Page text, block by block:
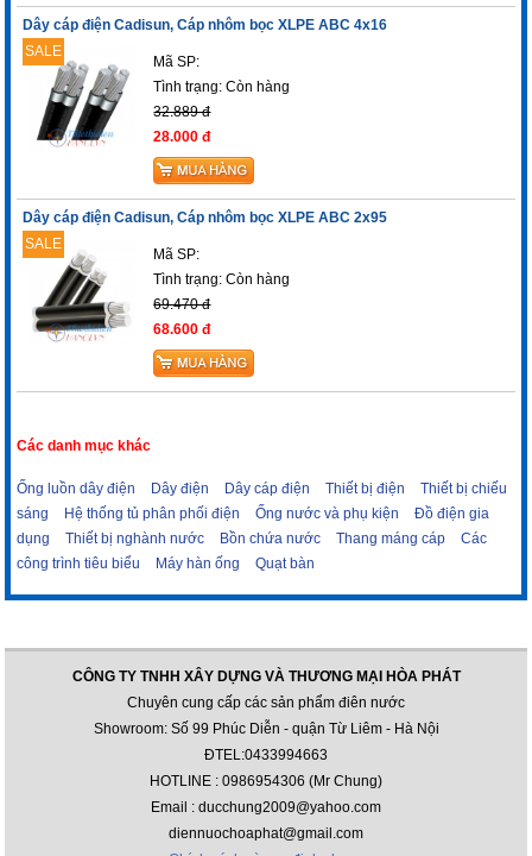
Dây cáp điện Cadisun, Cáp nhôm bọc XLPE ABC 4x16
SALE
Mã SP:
Tình trạng:Còn hàng
32.889 đ
28.000 đ
Dây cáp điện Cadisun, Cáp nhôm bọc XLPE ABC 2x95
SALE
Mã SP:
Tình trạng:Còn hàng
69.470 đ
68.600 đ
Các danh mục khác
Ống luồn dây điện Dây điện Dây cáp điện Thiết bị điện
Thiết bị chiếu
sáng
Hệ thống tủ phân phối điện Ống nước và phụ kiện
Đồ điện gia
dụng
Thiết bị nghành nước Bồn chứa nước Thang máng cáp
Các
công trình tiêu biểu
Máy hàn ống Quạt bàn
CÔNG TY TNHH XÂY DỰNG VÀ THƯƠNG MẠI HÒA PHÁT
Chuyên cung cấp các sản phẩm điên nước
Showroom: Số 99 Phúc Diễn - quận Từ Liêm - Hà Nội
ĐTEL:0433994663
HOTLINE : 0986954306 (Mr Chung)
Email : ducchung2009@yahoo.com
diennuochoaphat@gmail.com